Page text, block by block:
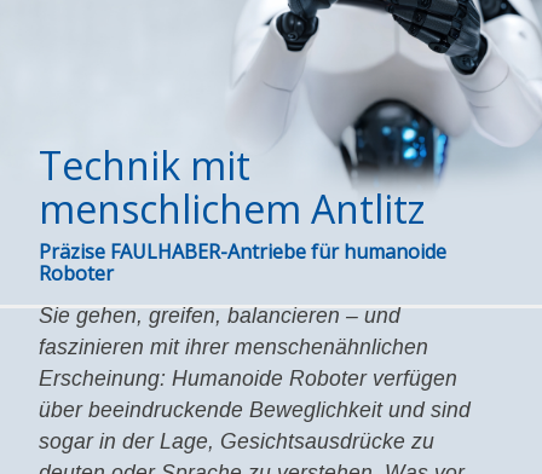
Technik mit
menschlichem Antlitz
Präzise FAULHABER-Antriebe für humanoide
Roboter
Sie gehen, greifen, balancieren – und
faszinieren mit ihrer menschenähnlichen
Erscheinung: Humanoide Roboter verfügen
über beeindruckende Beweglichkeit und sind
sogar in der Lage, Gesichtsausdrücke zu